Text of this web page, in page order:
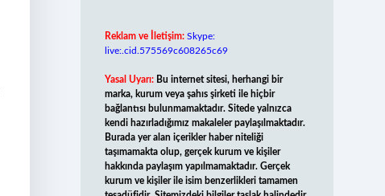
Reklam ve İletişim: Skype:
live:.cid.575569c608265c69
Yasal Uyarı: Bu internet sitesi, herhangi bir
marka, kurum veya şahıs şirketi ile hiçbir
bağlantısı bulunmamaktadır. Sitede yalnızca
kendi hazırladığımız makaleler paylaşılmaktadır.
Burada yer alan içerikler haber niteliği
taşımamakta olup, gerçek kurum ve kişiler
hakkında paylaşım yapılmamaktadır. Gerçek
kurum ve kişiler ile isim benzerlikleri tamamen